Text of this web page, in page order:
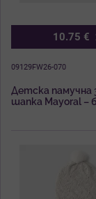
10.75 €
09129FW26-070
Детска памучна
шапка Mayoral –